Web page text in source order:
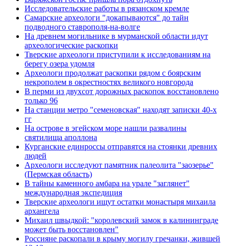
Исследовательские работы в рязанском кремле
Самарские археологи "докапываются" до тайн
подводного ставрополя-на-волге
На древнем могильнике в мурманской области идут
археологические раскопки
Тверские археологи приступили к исследованиям на
берегу озера удомля
Археологи продолжат раскопки рядом с боярским
некрополем в окрестностях великого новгорода
В перми из двухсот дорожных раскопок восстановлено
только 96
На станции метро "семеновская" находят записки 40-х
гг
На острове в эгейском море нашли развалины
святилища аполлона
Курганские единроссы отправятся на стоянки древних
людей
Археологи исследуют памятник палеолита "заозерье"
(Пермская область)
В тайны каменного амбара на урале "заглянет"
международная экспедиция
Тверские археологи ищут остатки монастыря михаила
архангела
Михаил швыдкой: "королевский замок в калининграде
может быть восстановлен"
Россияне раскопали в крыму могилу гречанки, жившей